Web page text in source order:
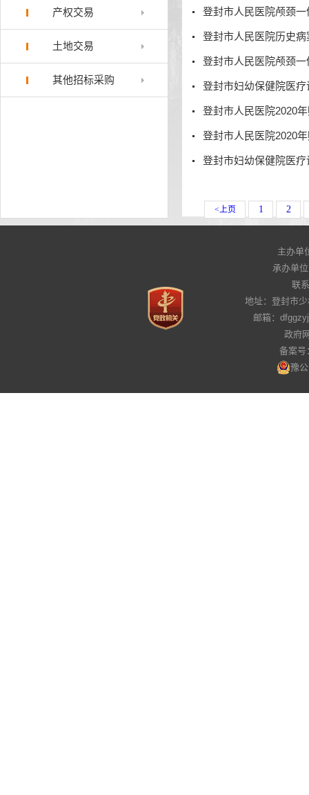
产权交易
土地交易
其他招标采购
登封市人民医院颅颈
登封市人民医院历史
登封市人民医院颅颈
登封市妇幼保健院医
登封市妇幼保健院医
<上页 1 2
主办单
承办单
联
地址：登封市
邮箱：
政府
备案号
豫